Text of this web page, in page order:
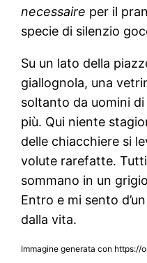
necessaire per il
specie di silenzio
Su un lato della
giallognola, una
soltanto da uomini di
più. Qui niente
delle chiacchiere si
volute rarefatte.
sommano in un
Entro e mi sento
dalla vita.
Immagine generata con